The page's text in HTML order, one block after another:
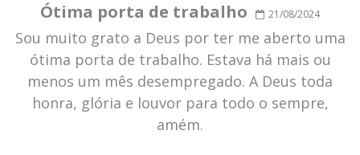
Ótima porta de trabalho 21/08/2024
Sou muito grato a Deus por ter me aberto uma
ótima porta de trabalho. Estava há mais ou
menos um mês desempregado. A Deus toda
honra, glória e louvor para todo o sempre,
amém.